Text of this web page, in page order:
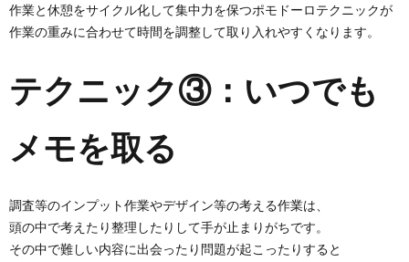
作業と休憩をサイクル化して集中力を保つポモドーロテクニックが
作業の重みに合わせて時間を調整して取り入れやすくなります。
テクニック③：いつでも
メモを取る
調査等のインプット作業やデザイン等の考える作業は、
頭の中で考えたり整理したりして手が止まりがちです。
その中で難しい内容に出会ったり問題が起こったりすると